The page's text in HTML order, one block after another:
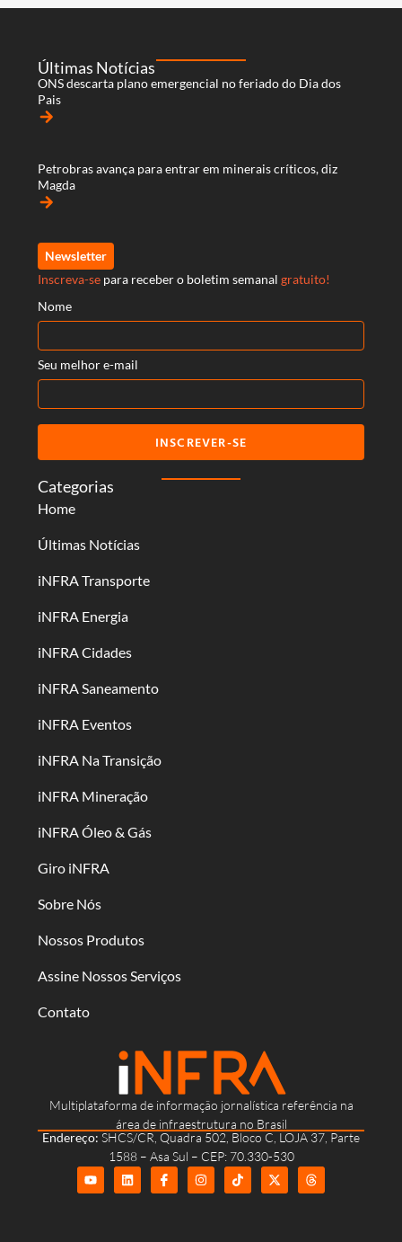
Multiplataforma de informação jornalística referência na
área de infraestrutura no Brasil
Endereço: SHCS/CR, Quadra 502, Bloco C, LOJA 37, Parte
1588 – Asa Sul – CEP: 70.330-530
Categorias
Home
Últimas Notícias
iNFRA Transporte
iNFRA Energia
iNFRA Cidades
iNFRA Saneamento
iNFRA Eventos
iNFRA Na Transição
iNFRA Mineração
iNFRA Óleo & Gás
Giro iNFRA
Sobre Nós
Nossos Produtos
Assine Nossos Serviços
Contato
Últimas Notícias
ONS descarta plano emergencial no feriado do Dia dos
Pais
arrow_forward
Petrobras avança para entrar em minerais críticos, diz
Magda
arrow_forward
Newsletter
Inscreva-se para receber o boletim semanal gratuito!
Nome
Seu melhor e-mail
INSCREVER-SE